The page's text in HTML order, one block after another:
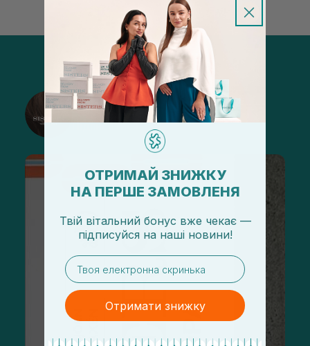
@sisters_stelmakh в Instagram
Підписатися
ОТРИМАЙ ЗНИЖКУ
НА ПЕРШЕ ЗАМОВЛЕНЯ
Твій вітальний бонус вже чекає —
підписуйся на наші новини!
email
Отримати знижку